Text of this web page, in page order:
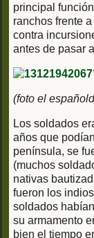
principal
ranchos frente
contra
antes de pasar
(foto el
Los soldados
años que
península, se
(muchos
nativas
fueron los
soldados
su armamento
bien el tiempo